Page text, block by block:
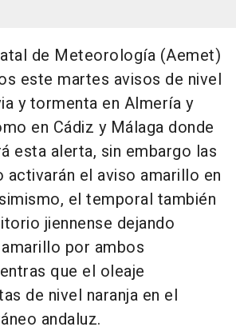
de Meteorología (Aemet)
este martes avisos de nivel
y tormenta en Almería y
en Cádiz y Málaga donde
esta alerta, sin embargo las
el aviso amarillo en
el temporal también
jiennense dejando
por ambos
que el oleaje
de nivel naranja en el
andaluz.